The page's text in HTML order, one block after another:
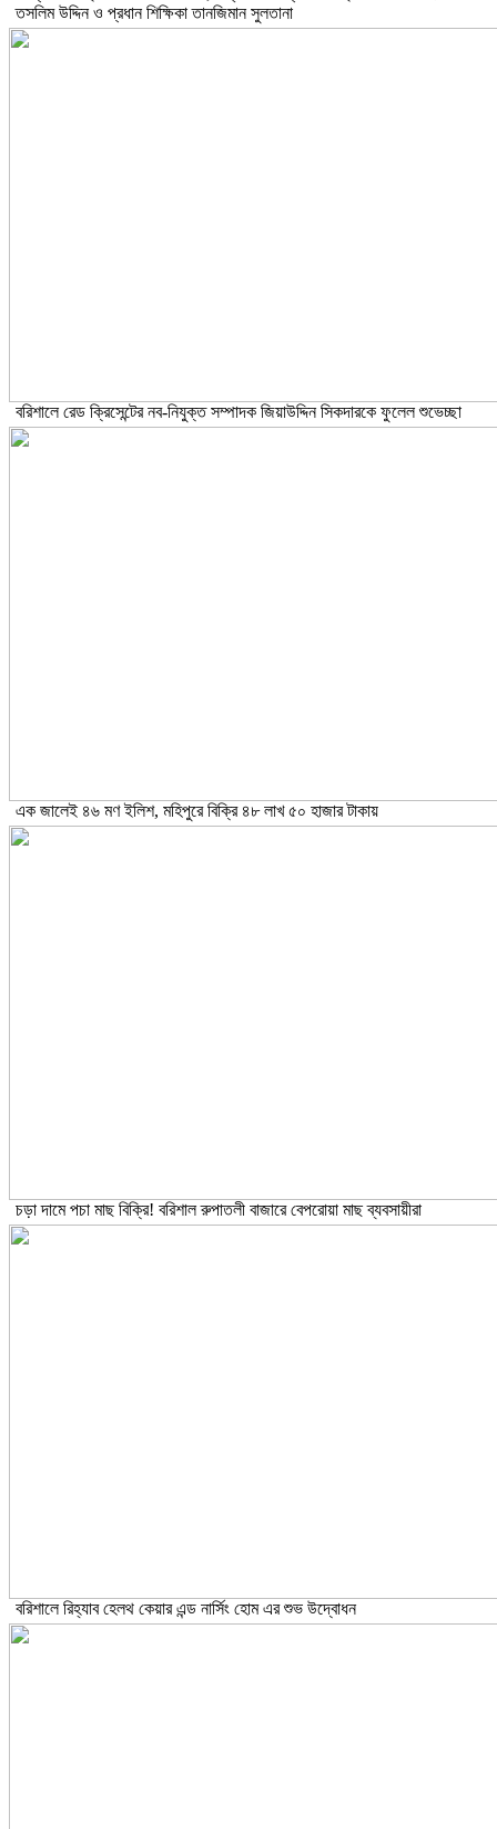
তসলিম উদ্দিন ও প্রধান শিক্ষিকা তানজিমান সুলতানা
বরিশালে রেড ক্রিসেন্টের নব-নিযুক্ত সম্পাদক জিয়াউদ্দিন সিকদারকে ফুলেল শুভেচ্ছা
এক জালেই ৪৬ মণ ইলিশ, মহিপুরে বিক্রি ৪৮ লাখ ৫০ হাজার টাকায়
চড়া দামে পচা মাছ বিক্রি! বরিশাল রুপাতলী বাজারে বেপরোয়া মাছ ব্যবসায়ীরা
বরিশালে রিহ্যাব হেলথ কেয়ার এন্ড নার্সিং হোম এর শুভ উদ্বোধন